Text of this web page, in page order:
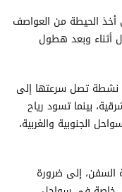
أخذ الحيطة من العواصف
أثناء وبعد هطول
نشطة تصل سرعتها إلى
بينما تسود رياح
الجنوبية والغربية،
السفن، إلى ضرورة